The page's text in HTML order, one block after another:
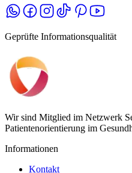
Geprüfte Informationsqualität
Wir sind Mitglied im Netzwerk
Patientenorientierung im
Informationen
Kontakt